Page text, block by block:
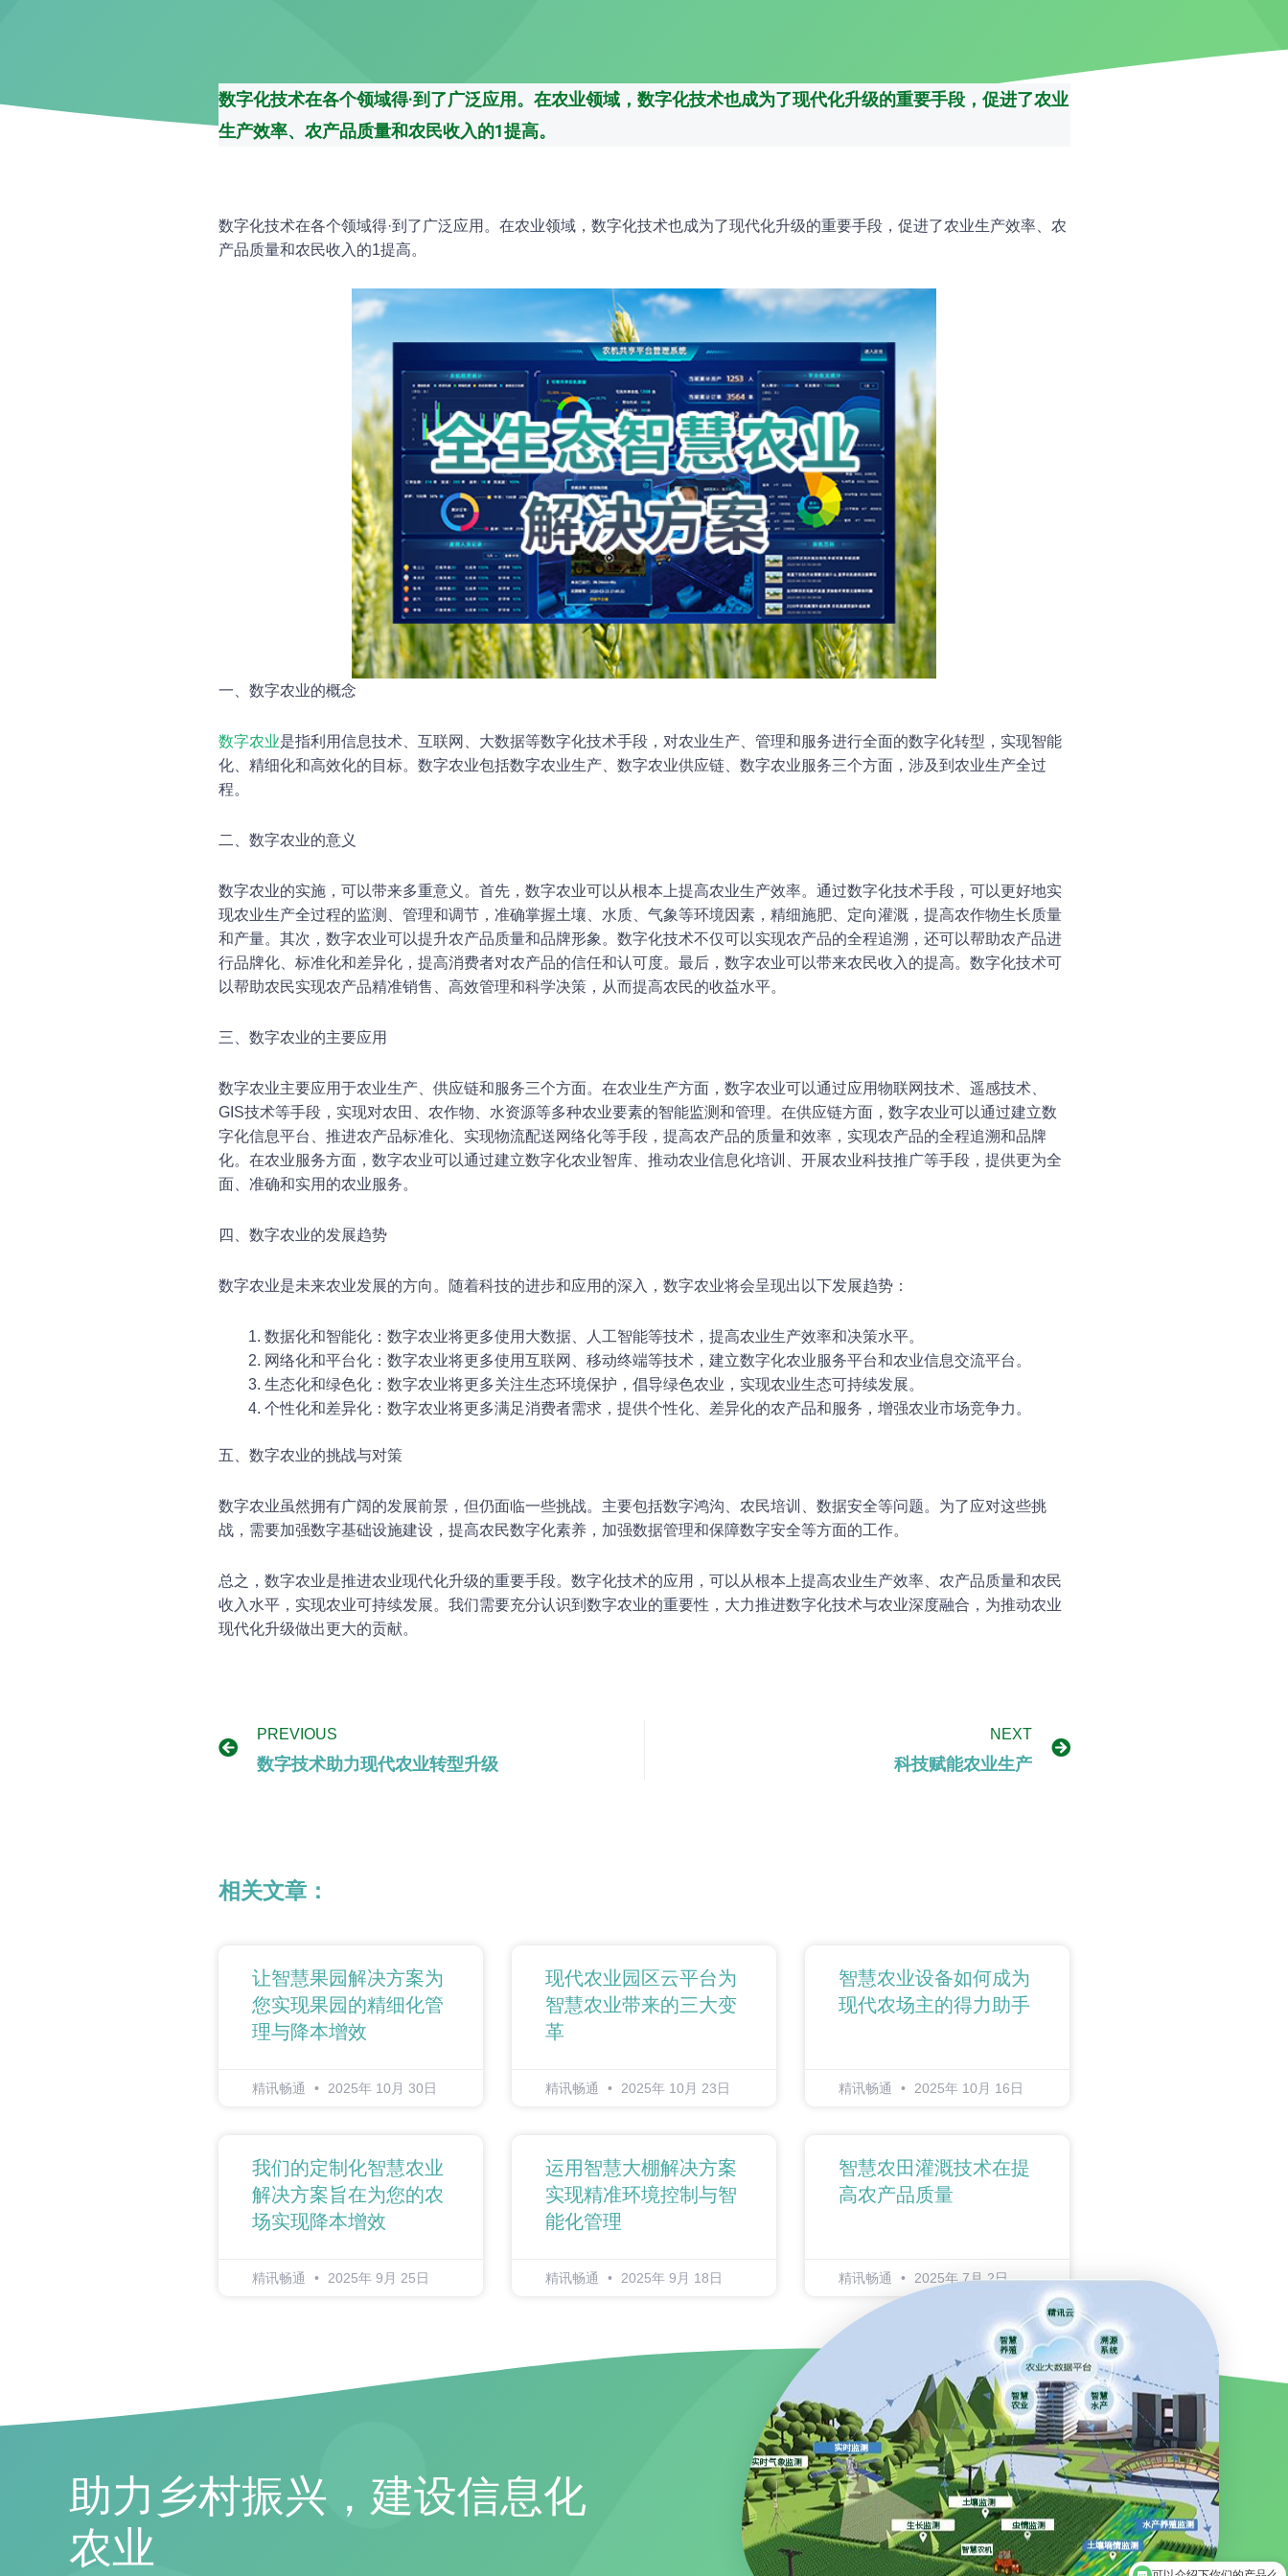
数字化技术在各个领域得·到了广泛应用。在农业领域，数字化技术也成为了现代化升级的重要手段，促进了农业
生产效率、农产品质量和农民收入的1提高。
数字化技术在各个领域得·到了广泛应用。在农业领域，数字化技术也成为了现代化升级的重要手段，促进了农业生产效率、农
产品质量和农民收入的1提高。
一、数字农业的概念
数字农业是指利用信息技术、互联网、大数据等数字化技术手段，对农业生产、管理和服务进行全面的数字化转型，实现智能
化、精细化和高效化的目标。数字农业包括数字农业生产、数字农业供应链、数字农业服务三个方面，涉及到农业生产全过
程。
二、数字农业的意义
数字农业的实施，可以带来多重意义。首先，数字农业可以从根本上提高农业生产效率。通过数字化技术手段，可以更好地实
现农业生产全过程的监测、管理和调节，准确掌握土壤、水质、气象等环境因素，精细施肥、定向灌溉，提高农作物生长质量
和产量。其次，数字农业可以提升农产品质量和品牌形象。数字化技术不仅可以实现农产品的全程追溯，还可以帮助农产品进
行品牌化、标准化和差异化，提高消费者对农产品的信任和认可度。最后，数字农业可以带来农民收入的提高。数字化技术可
以帮助农民实现农产品精准销售、高效管理和科学决策，从而提高农民的收益水平。
三、数字农业的主要应用
数字农业主要应用于农业生产、供应链和服务三个方面。在农业生产方面，数字农业可以通过应用物联网技术、遥感技术、
GIS技术等手段，实现对农田、农作物、水资源等多种农业要素的智能监测和管理。在供应链方面，数字农业可以通过建立数
字化信息平台、推进农产品标准化、实现物流配送网络化等手段，提高农产品的质量和效率，实现农产品的全程追溯和品牌
化。在农业服务方面，数字农业可以通过建立数字化农业智库、推动农业信息化培训、开展农业科技推广等手段，提供更为全
面、准确和实用的农业服务。
四、数字农业的发展趋势
数字农业是未来农业发展的方向。随着科技的进步和应用的深入，数字农业将会呈现出以下发展趋势：
数据化和智能化：数字农业将更多使用大数据、人工智能等技术，提高农业生产效率和决策水平。
网络化和平台化：数字农业将更多使用互联网、移动终端等技术，建立数字化农业服务平台和农业信息交流平台。
生态化和绿色化：数字农业将更多关注生态环境保护，倡导绿色农业，实现农业生态可持续发展。
个性化和差异化：数字农业将更多满足消费者需求，提供个性化、差异化的农产品和服务，增强农业市场竞争力。
五、数字农业的挑战与对策
数字农业虽然拥有广阔的发展前景，但仍面临一些挑战。主要包括数字鸿沟、农民培训、数据安全等问题。为了应对这些挑
战，需要加强数字基础设施建设，提高农民数字化素养，加强数据管理和保障数字安全等方面的工作。
总之，数字农业是推进农业现代化升级的重要手段。数字化技术的应用，可以从根本上提高农业生产效率、农产品质量和农民
收入水平，实现农业可持续发展。我们需要充分认识到数字农业的重要性，大力推进数字化技术与农业深度融合，为推动农业
现代化升级做出更大的贡献。
PREVIOUS
数字技术助力现代农业转型升级
NEXT
科技赋能农业生产
相关文章：
让智慧果园解决方案为
您实现果园的精细化管
理与降本增效
精讯畅通 2025年 10月 30日
现代农业园区云平台为
智慧农业带来的三大变
革
精讯畅通 2025年 10月 23日
智慧农业设备如何成为
现代农场主的得力助手
精讯畅通 2025年 10月 16日
我们的定制化智慧农业
解决方案旨在为您的农
场实现降本增效
精讯畅通 2025年 9月 25日
运用智慧大棚解决方案
实现精准环境控制与智
能化管理
精讯畅通 2025年 9月 18日
智慧农田灌溉技术在提
高农产品质量
精讯畅通 2025年 7月 2日
助力乡村振兴，建设信息化
农业